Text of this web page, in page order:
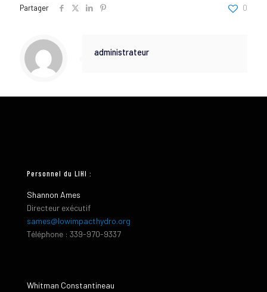
Partager 0
administrateur
Personnel du LIHI :
Shannon Ames
Directeur exécutif
sames@lowimpacthydro.org
Téléphone : 339-970-9337
Whitman Constantineau